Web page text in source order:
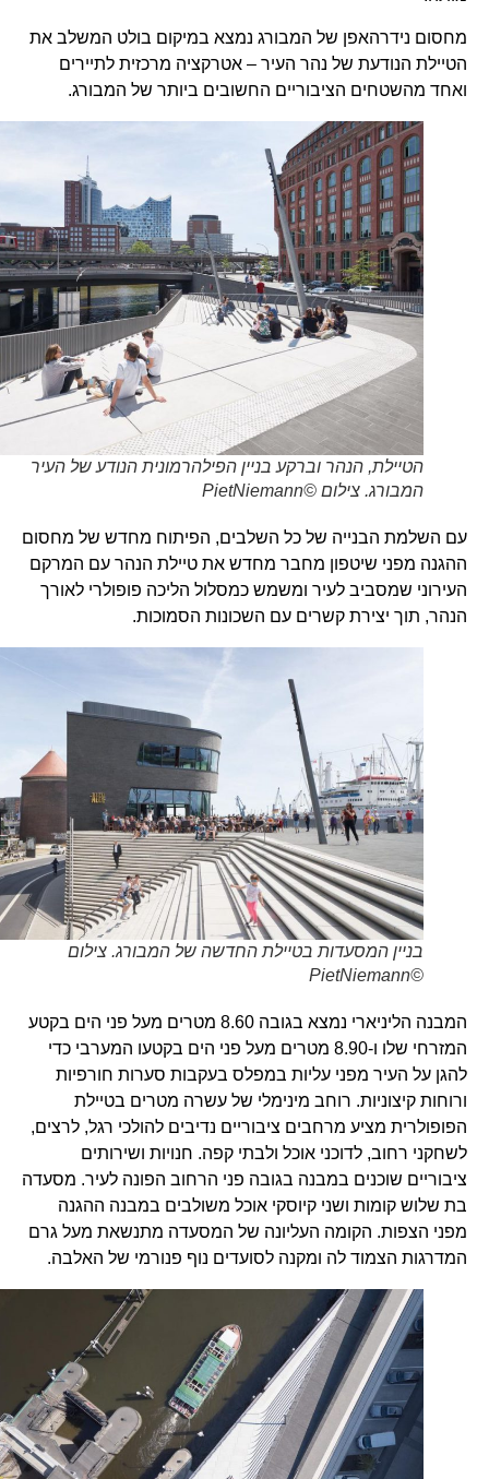
מחסום נידרהאפן של המבורג נמצא במיקום בולט המשלב את
הטיילת הנודעת של נהר העיר – אטרקציה מרכזית לתיירים
ואחד מהשטחים הציבוריים החשובים ביותר של המבורג.
הטיילת, הנהר וברקע בניין הפילהרמונית הנודע של העיר
המבורג. צילום ©PietNiemann
עם השלמת הבנייה של כל השלבים, הפיתוח מחדש של מחסום
ההגנה מפני שיטפון מחבר מחדש את טיילת הנהר עם המרקם
העירוני שמסביב לעיר ומשמש כמסלול הליכה פופולרי לאורך
הנהר, תוך יצירת קשרים עם השכונות הסמוכות.
בניין המסעדות בטיילת החדשה של המבורג. צילום
המבנה הליניארי נמצא בגובה 8.60 מטרים מעל פני הים בקטע
המזרחי שלו ו-8.90 מטרים מעל פני הים בקטעו המערבי כדי
להגן על העיר מפני עליות במפלס בעקבות סערות חורפיות
ורוחות קיצוניות. רוחב מינימלי של עשרה מטרים בטיילת
הפופולרית מציע מרחבים ציבוריים נדיבים להולכי רגל, לרצים,
לשחקני רחוב, לדוכני אוכל ולבתי קפה. חנויות ושירותים
ציבוריים שוכנים במבנה בגובה פני הרחוב הפונה לעיר. מסעדה
בת שלוש קומות ושני קיוסקי אוכל משולבים במבנה ההגנה
מפני הצפות. הקומה העליונה של המסעדה מתנשאת מעל גרם
המדרגות הצמוד לה ומקנה לסועדים נוף פנורמי של האלבה.